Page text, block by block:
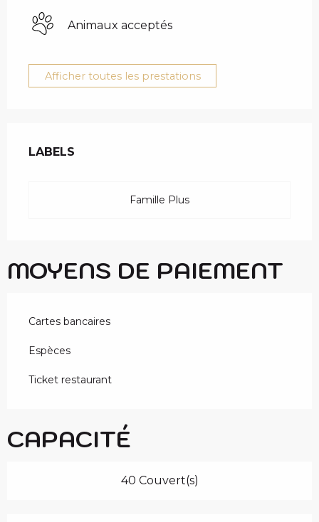
Animaux acceptés
Afficher toutes les prestations
LABELS
LABELS
Famille Plus
MOYENS DE PAIEMENT
Cartes bancaires
Espèces
Ticket restaurant
CAPACITÉ
40 Couvert(s)